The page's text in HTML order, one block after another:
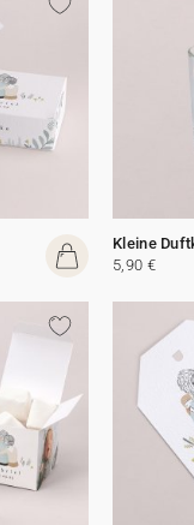
Kleine
5,90 €